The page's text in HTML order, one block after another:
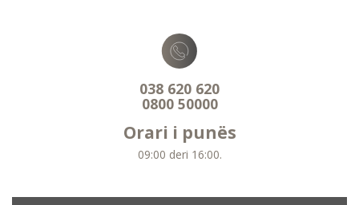
038 620 620
0800 50000
Orari i punës
09:00 deri 16:00.